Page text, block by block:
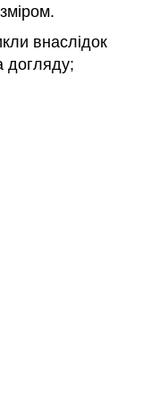
внаслідок
догляду;